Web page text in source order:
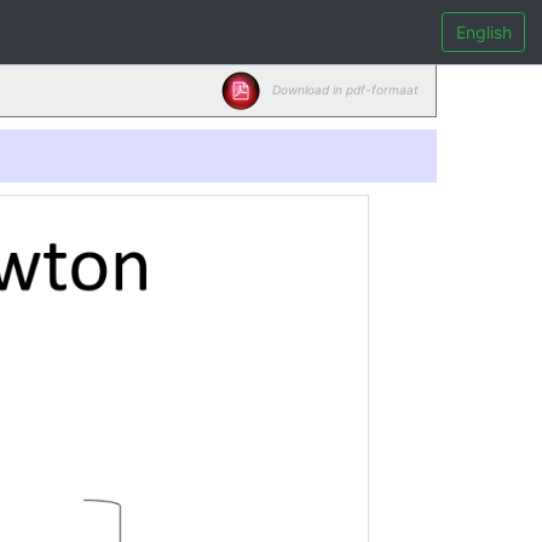
English
Download in pdf-formaat